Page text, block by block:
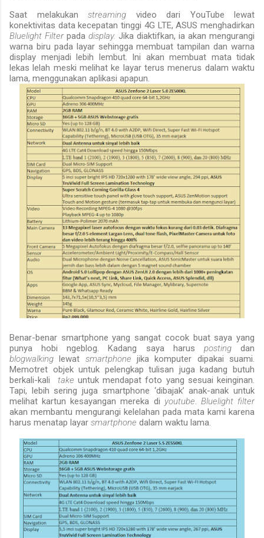
Saat melakukan streaming video dari YouTube lewat
konektivitas data kecepatan tinggi 4G LTE, ASUS menghadirkan
Bluelight Filterpada display. Jika diaktifkan, ia akan mengurangi
warna biru pada layar sehingga membuat tampilan dan warna
display menjadi lebih lembut. Ini akan membuat mata tidak
lekas lelah meski melihat ke layar terus menerus dalam waktu
lama, menggunakan aplikasi apapun.
Benar-benar smartphone yang sangat cocok buat saya yang
punya hobi ngeblog. Kadang saya harus postingdan
blogwalking lewat smartphone jika komputer dipakai suami.
Memotret objek untuk pelengkap tulisan juga kadang butuh
berkali-kali
take untuk mendapat foto yang sesuai keinginan.
Tapi, lebih sering juga smartphone ‘dibajak’ anak-anak untuk
melihat kartun kesayangan mereka di youtube. Bluelight filter
akan membantu mengurangi kelelahan pada mata kami karena
harus menatap layar smartphone dalam waktu lama.